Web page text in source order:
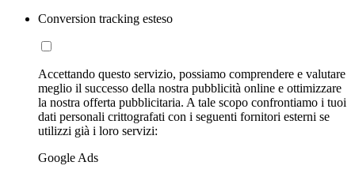
Conversion tracking esteso
Accettando questo servizio, possiamo comprendere e valutare
meglio il successo della nostra pubblicità online e ottimizzare
la nostra offerta pubblicitaria. A tale scopo confrontiamo i tuoi
dati personali crittografati con i seguenti fornitori esterni se
utilizzi già i loro servizi:
Google Ads